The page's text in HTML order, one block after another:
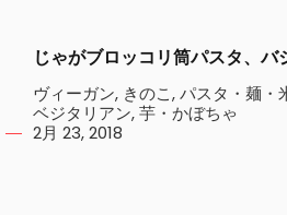
じゃがブロッコリ筒パスタ、バ
ヴィーガン, きのこ,パスタ・麺・
ベジタリアン,芋・かぼちゃ
2月 23, 2018